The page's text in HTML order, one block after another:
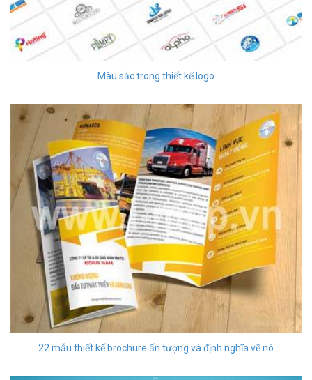
Màu sắc trong thiết kế logo
22 mẫu thiết kế brochure ấn tượng và định nghĩa về nó